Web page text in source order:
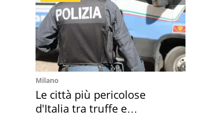
Milano
Le città più pericolose
d'Italia tra truffe e